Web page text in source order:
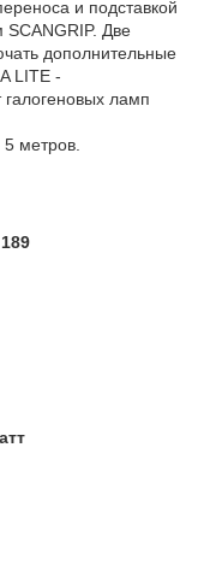
и подставкой
SCANGRIP. Две
дополнительные
LITE -
галогеновых ламп
метров.